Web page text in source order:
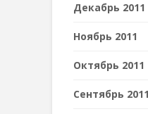
Декабрь 2011
Ноябрь 2011
Октябрь 2011
Сентябрь 2011